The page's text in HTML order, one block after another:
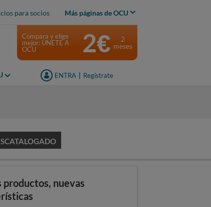
para socios Más páginas de OCU
ENTRA Regístrate
Compara y elige
mejor: ÚNETE A
OCU
2€
2
meses
productos, nuevas